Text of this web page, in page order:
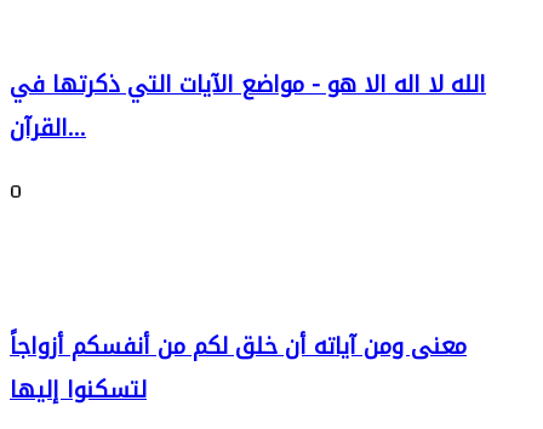
الله لا اله الا هو - مواضع الآيات التي ذكرتها في
القرآن...
0
معنى ومن آياته أن خلق لكم من أنفسكم أزواجاً
لتسكنوا إليها